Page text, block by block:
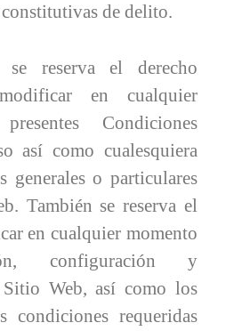
de delito.
reserva el derecho
en cualquier
Condiciones
así como cualesquiera
generales o particulares
También se reserva el
en cualquier momento
configuración y
Web, así como los
condiciones requeridas